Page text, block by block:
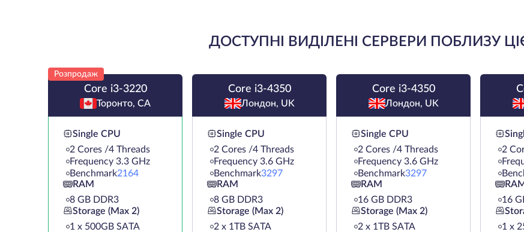
ДОСТУПНІ ВИДІЛЕНІ СЕРВЕРИ ПОБЛИЗУ
Розпродаж
Core i3-3220
Торонто, CA
Single CPU
2 Cores /4 Threads
Frequency 3.3 GHz
Benchmark2164
RAM
8 GB DDR3
Storage (Max 2)
1 х 500GB SATA
Core i3-4350
Лондон, UK
Single CPU
2 Cores /4 Threads
Frequency 3.6 GHz
Benchmark3297
RAM
8 GB DDR3
Storage (Max 2)
2 х 1TB SATA
Core i3-4350
Лондон, UK
Single CPU
2 Cores /4 Threads
Frequency 3.6 GHz
Benchmark3297
RAM
16 GB DDR3
Storage (Max 2)
2 х 1TB SATA
2
RAM
16
1 х